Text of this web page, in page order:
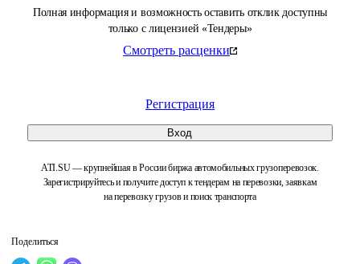
Полная информация и возможность оставить отклик доступны
только с лицензией «Тендеры»
Смотреть расценки
Регистрация
Вход
ATI.SU — крупнейшая в России биржа автомобильных грузоперевозок.
Зарегистрируйтесь и получите доступ к тендерам на перевозки, заявкам
на перевозку грузов и поиск транспорта
Поделиться